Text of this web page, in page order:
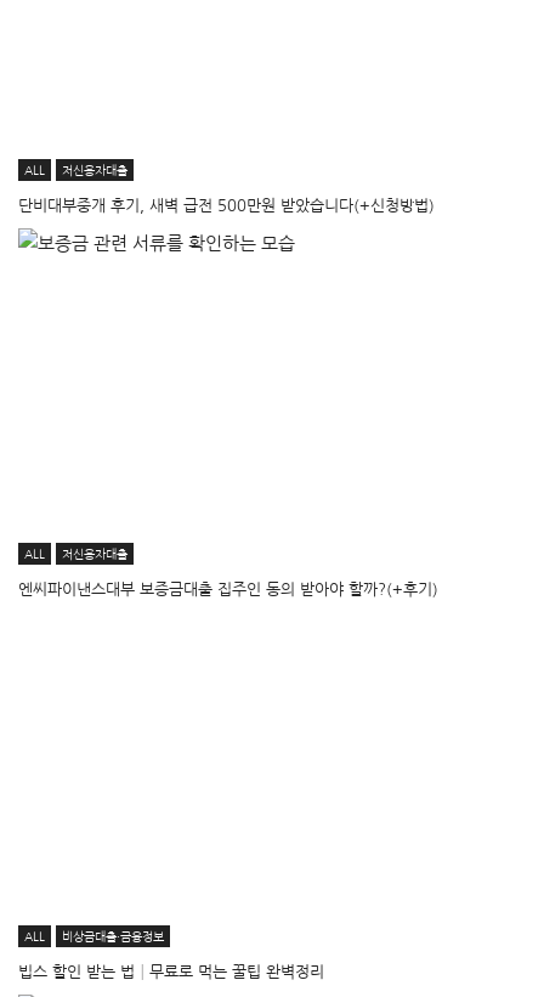
ALL 저신용자대출
단비대부중개 후기, 새벽 급전 500만원 받았습니다(+신청방법)
ALL 저신용자대출
엔씨파이낸스대부 보증금대출 집주인 동의 받아야 할까?(+후기)
ALL 비상금대출·금융정보
빕스 할인 받는 법│무료로 먹는 꿀팁 완벽정리